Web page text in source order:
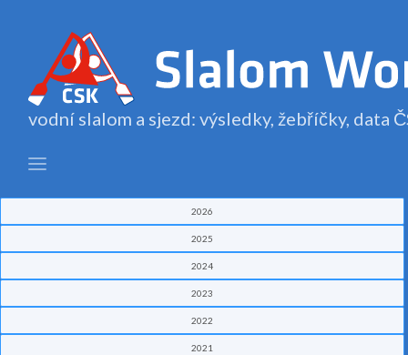
vodní slalom a sjezd: výsledky, žebříčky, data
2026
2025
2024
2023
2022
2021